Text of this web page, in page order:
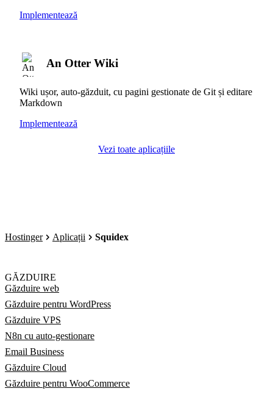
Implementează
An Otter Wiki
Wiki ușor, auto-găzduit, cu pagini gestionate de Git și editare
Markdown
Implementează
Vezi toate aplicațiile
Hostinger Aplicații Squidex
GĂZDUIRE
Găzduire web
Găzduire pentru WordPress
Găzduire VPS
N8n cu auto-gestionare
Email Business
Găzduire Cloud
Găzduire pentru WooCommerce